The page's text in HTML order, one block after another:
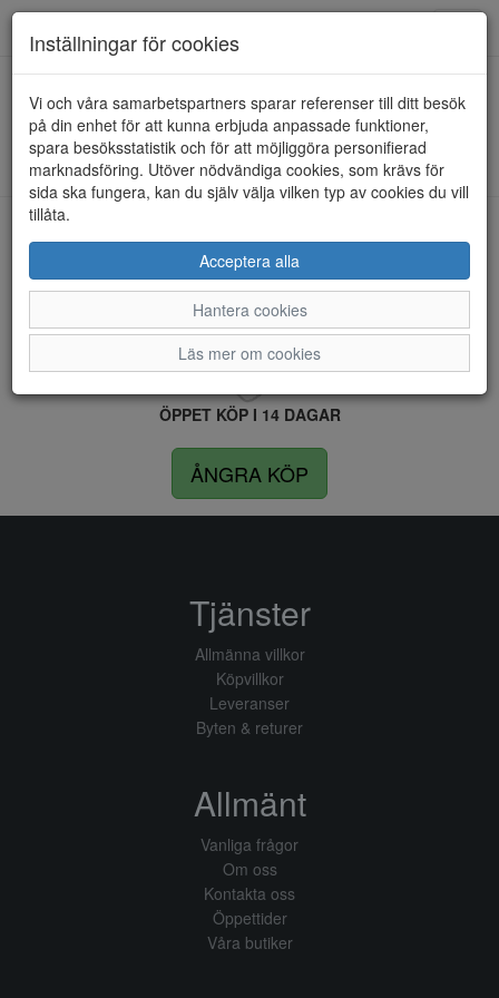
HEM BIOMODEX
Kunde inte hitta några artiklar...
LEVERANS INOM 4 DAGAR INOM SVERIGE
FRI FRAKT VID KÖP ÖVER 1.500 KR
ÖPPET KÖP I 14 DAGAR
ÅNGRA KÖP
Inställningar för cookies
Vi och våra samarbetspartners sparar referenser till ditt besök
på din enhet för att kunna erbjuda anpassade funktioner,
spara besöksstatistik och för att möjliggöra personifierad
marknadsföring. Utöver nödvändiga cookies, som krävs för
sida ska fungera, kan du själv välja vilken typ av cookies du vill
tillåta.
Acceptera alla
Hantera cookies
Läs mer om cookies
Tjänster
Allmänna villkor
Köpvillkor
Leveranser
Byten & returer
Allmänt
Vanliga frågor
Om oss
Kontakta oss
Öppettider
Våra butiker